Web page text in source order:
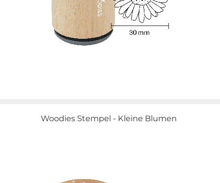
Woodies Stempel - Kleine Blumen